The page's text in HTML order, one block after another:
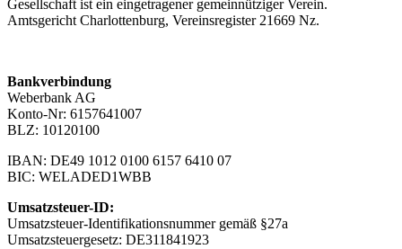
Gesellschaft ist ein eingetragener gemeinnütziger Verein.
Amtsgericht Charlottenburg, Vereinsregister 21669 Nz.
Bankverbindung
Weberbank AG
Konto-Nr: 6157641007
BLZ: 10120100
IBAN: DE49 1012 0100 6157 6410 07
BIC: WELADED1WBB
Umsatzsteuer-ID:
Umsatzsteuer-Identifikationsnummer gemäß §27a
Umsatzsteuergesetz: DE311841923